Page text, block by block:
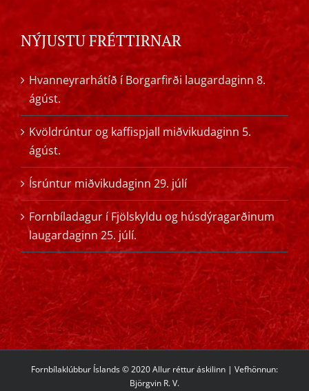
NÝJUSTU FRÉTTIRNAR
Hvanneyrarhátíð í Borgarfirði laugardaginn 8.
ágúst.
Kvöldrúntur og kaffispjall miðvikudaginn 5.
ágúst.
Ísrúntur miðvikudaginn 29. júlí
Fornbíladagur í Fjölskyldu og húsdýragarðinum
laugardaginn 25. júlí.
Fornbílaklúbbur Íslands © 2020 Allur réttur áskilinn | Vefhönnun:
Björgvin R. V.